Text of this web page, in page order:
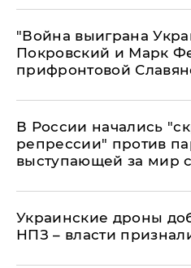
"Война выиграна
Покровский и Марк
прифронтовой
В России начались
репрессии" против
выступающей за мир
Украинские дроны
НПЗ – власти